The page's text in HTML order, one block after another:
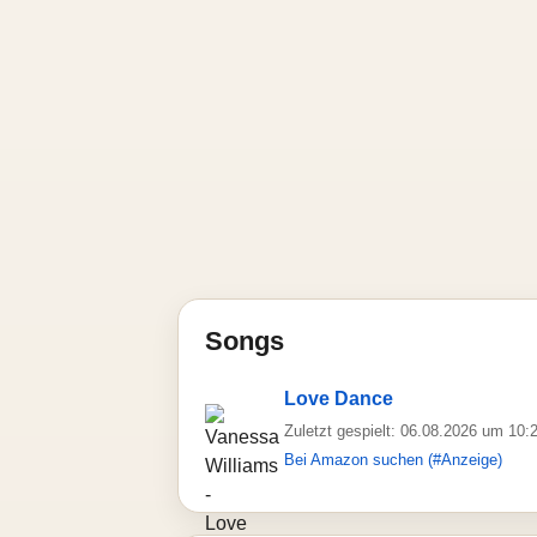
Songs
Love Dance
Zuletzt gespielt: 06.08.2026 um
Bei Amazon suchen (#Anzeige)